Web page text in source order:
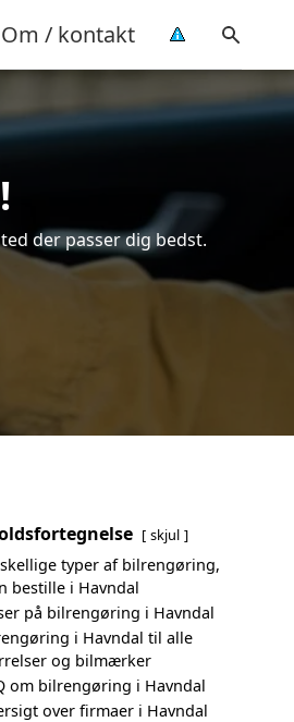
Om / kontakt
der passer dig bedst.
skjul
typer af bilrengøring,
bestille i Havndal
på bilrengøring i Havndal
i Havndal til alle
og bilmærker
om bilrengøring i Havndal
over firmaer i Havndal